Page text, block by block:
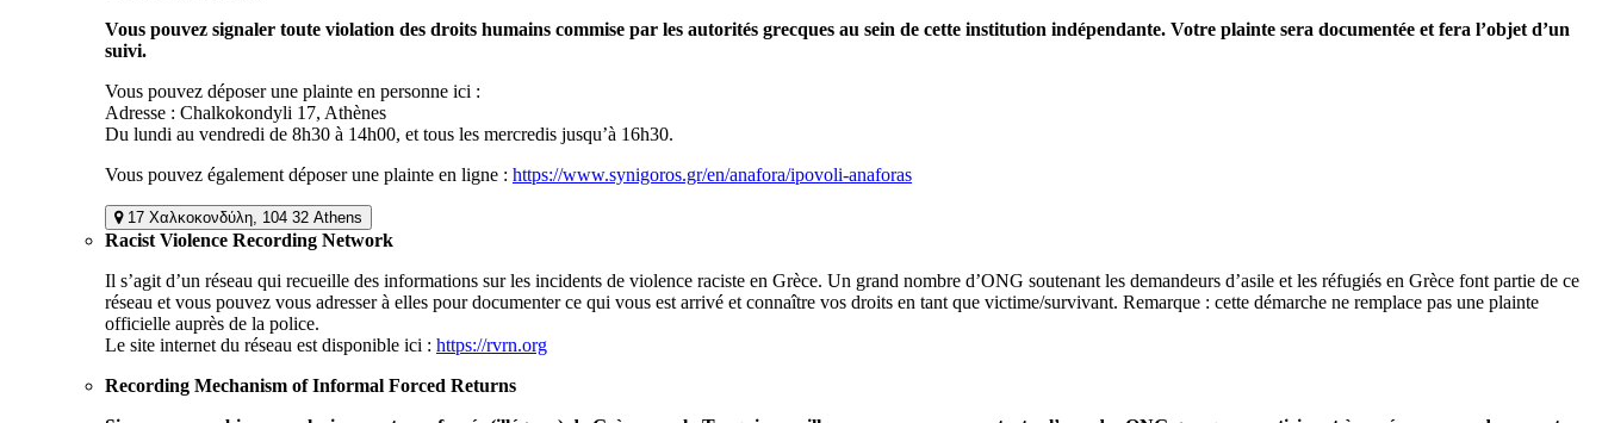
Vous pouvez signaler toute violation des droits humains commise par les autorités grecques au sein de cette institution indépendante. Votre plainte sera documentée et fera l’objet d’un
suivi.
Vous pouvez déposer une plainte en personne ici :
Adresse : Chalkokondyli 17, Athènes
Du lundi au vendredi de 8h30 à 14h00, et tous les mercredis jusqu’à 16h30.
Vous pouvez également déposer une plainte en ligne : https://www.synigoros.gr/en/anafora/ipovoli-anaforas
17 Χαλκοκονδύλη, 104 32 Athens
Racist Violence Recording Network
Il s’agit d’un réseau qui recueille des informations sur les incidents de violence raciste en Grèce. Un grand nombre d’ONG soutenant les demandeurs d’asile et les réfugiés en Grèce font partie de ce
réseau et vous pouvez vous adresser à elles pour documenter ce qui vous est arrivé et connaître vos droits en tant que victime/survivant. Remarque : cette démarche ne remplace pas une plainte
officielle auprès de la police.
Le site internet du réseau est disponible ici : https://rvrn.org
Recording Mechanism of Informal Forced Returns